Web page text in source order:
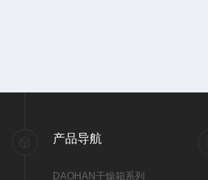
产品导航
DAOHAN干燥箱系列